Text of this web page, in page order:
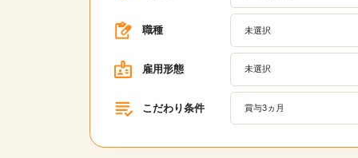
職種 未選択
雇用形態 未選択
こだわり条件 賞与3ヵ月